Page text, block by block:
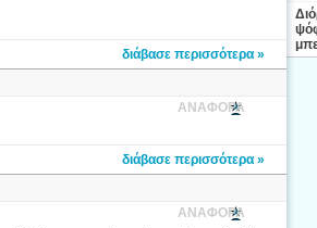
διάβασε περισσότερα »
ΑΝΑΦΟΡΑ
διάβασε περισσότερα »
ΑΝΑΦΟΡΑ